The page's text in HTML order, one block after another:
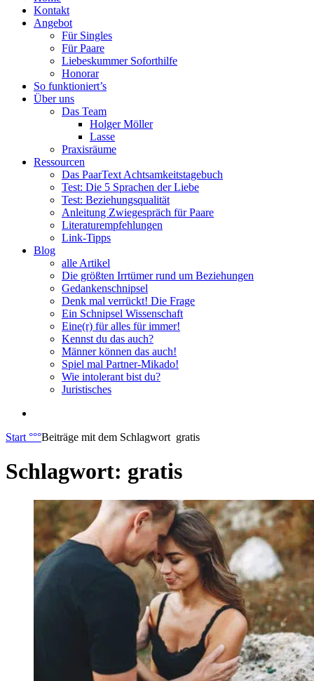
Inhalt
springen
PaarText
Coaching
Kontakt
Angebot
Für Singles
Für Paare
Liebeskummer Soforthilfe
Honorar
So funktioniert’s
Über uns
Das Team
Holger Möller
Lasse
Praxisräume
Ressourcen
Das PaarText Achtsamkeitstagebuch
Test: Die 5 Sprachen der Liebe
Test: Beziehungsqualität
Anleitung Zwiegespräch für Paare
Literaturempfehlungen
Link-Tipps
Blog
alle Artikel
Die größten Irrtümer rund um Beziehungen
Gedankenschnipsel
Denk mal verrückt! Die Frage
Ein Schnipsel Wissenschaft
Eine(r) für alles für immer!
Kennst du das auch?
Männer können das auch!
Spiel mal Partner-Mikado!
Wie intolerant bist du?
Juristisches
Start °°°Beiträge mit dem Schlagwort gratis
Schlagwort: gratis